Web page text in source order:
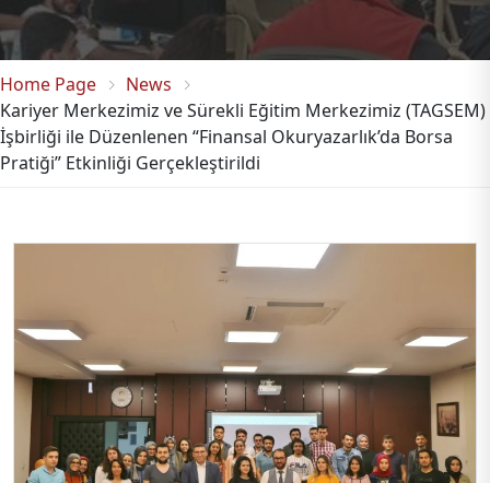
Home Page
News
Kariyer Merkezimiz ve Sürekli Eğitim Merkezimiz (TAGSEM)
İşbirliği ile Düzenlenen “Finansal Okuryazarlık’da Borsa
Pratiği” Etkinliği Gerçekleştirildi